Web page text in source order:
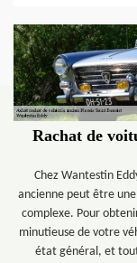
Rachat de
Chez Wantestin
ancienne peut être
complexe. Pour
minutieuse de votre
état général, et